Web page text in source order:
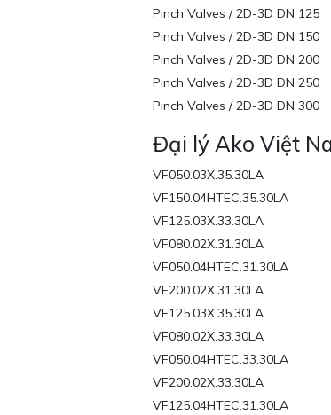
Pinch Valves / 2D-3D DN 125
Pinch Valves / 2D-3D DN 150
Pinch Valves / 2D-3D DN 200
Pinch Valves / 2D-3D DN 250
Pinch Valves / 2D-3D DN 300
Đại lý Ako Việt
VF050.03X.35.30LA
VF150.04HTEC.35.30LA
VF125.03X.33.30LA
VF080.02X.31.30LA
VF050.04HTEC.31.30LA
VF200.02X.31.30LA
VF125.03X.35.30LA
VF080.02X.33.30LA
VF050.04HTEC.33.30LA
VF200.02X.33.30LA
VF125.04HTEC.31.30LA